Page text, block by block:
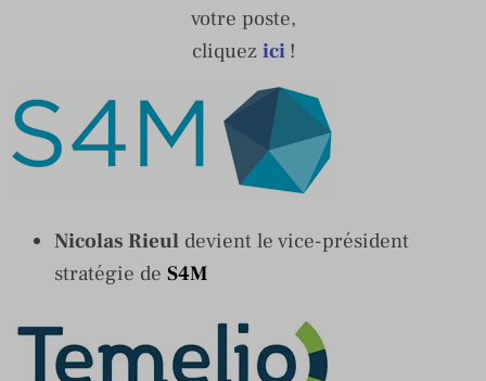
votre poste,
cliquez ici !
Nicolas Rieul devient le vice-président
stratégie de S4M